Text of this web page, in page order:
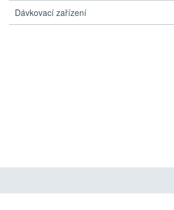
Dávkovací zařízení